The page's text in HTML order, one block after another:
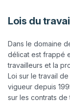
Lois du
Dans le domaine
délicat est frappé
travailleurs et la
Loi sur le travail
vigueur depuis
sur les contrats de